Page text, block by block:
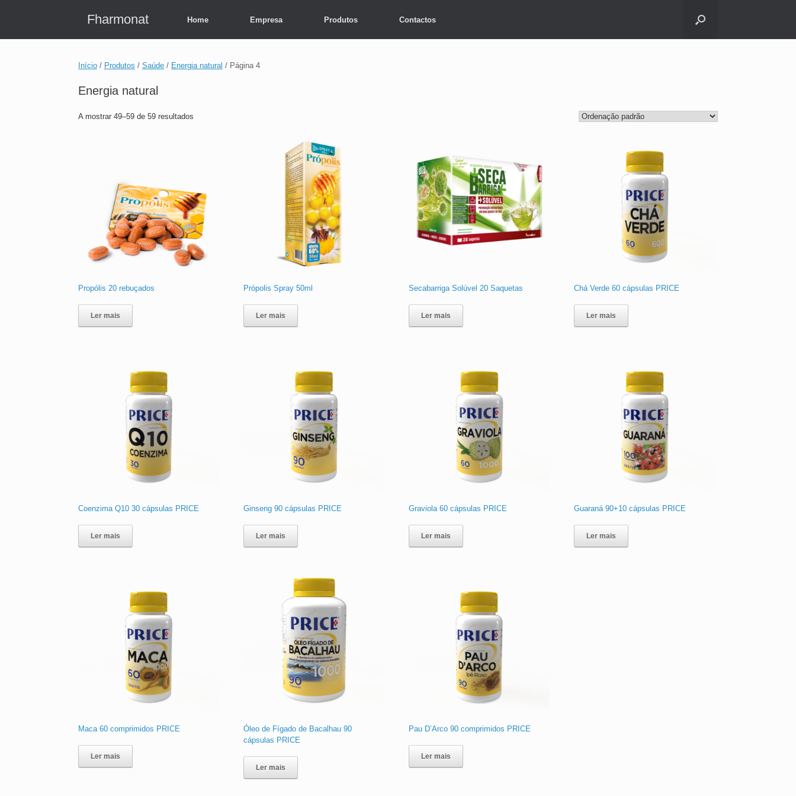
Fharmonat Home Empresa Produtos Contactos
Início / Produtos / Saúde / Energia natural / Página 4
Energia natural
A mostrar 49–59 de 59 resultados
Propólis 20 rebuçados
Ler mais
Própolis Spray 50ml
Ler mais
Secabarriga Solúvel 20 Saquetas
Ler mais
Chá Verde 60 cápsulas PRICE
Ler mais
Coenzima Q10 30 cápsulas PRICE
Ler mais
Ginseng 90 cápsulas PRICE
Ler mais
Graviola 60 cápsulas PRICE
Ler mais
Guaraná 90+10 cápsulas PRICE
Ler mais
Maca 60 comprimidos PRICE
Ler mais
Óleo de Fígado de Bacalhau 90
cápsulas PRICE
Ler mais
Pau D’Arco 90 comprimidos PRICE
Ler mais